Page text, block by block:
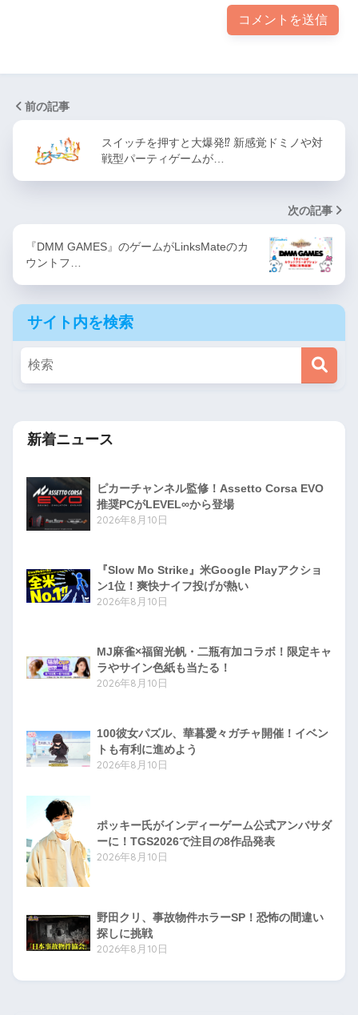
前の記事
スイッチを押すと大爆発⁉ 新感覚ドミノや対
戦型パーティゲームが…
次の記事
『DMM GAMES』のゲームがLinksMateのカ
ウントフ…
サイト内を検索
新着ニュース
ピカーチャンネル監修！Assetto Corsa EVO
推奨PCがLEVEL∞から登場
2026年8月10日
『Slow Mo Strike』米Google Playアクショ
ン1位！爽快ナイフ投げが熱い
2026年8月10日
MJ麻雀×福留光帆・二瓶有加コラボ！限定キャ
ラやサイン色紙も当たる！
2026年8月10日
100彼女パズル、華暮愛々ガチャ開催！イベン
トも有利に進めよう
2026年8月10日
ポッキー氏がインディーゲーム公式アンバサダ
ーに！TGS2026で注目の8作品発表
2026年8月10日
野田クリ、事故物件ホラーSP！恐怖の間違い
探しに挑戦
2026年8月10日